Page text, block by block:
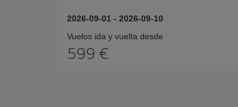
2026-09-01 - 2026-09-10
Vuelos ida y vuelta desde
599 €